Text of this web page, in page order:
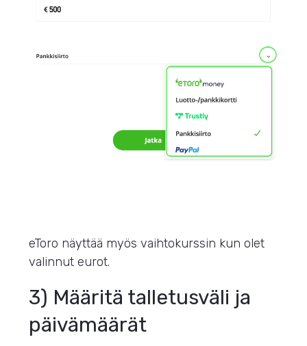
eToro näyttää myös vaihtokurssin kun olet
valinnut eurot.
3) Määritä talletusväli ja
päivämäärät